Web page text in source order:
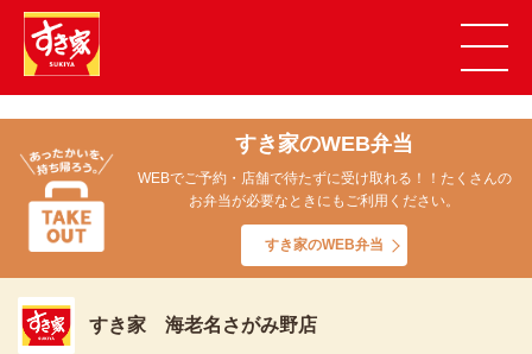
すき家のWEB弁当
WEBでご予約・店舗で待たずに受け取れる！！たくさんの
お弁当が必要なときにもご利用ください。
すき家のWEB弁当
すき家 海老名さがみ野店